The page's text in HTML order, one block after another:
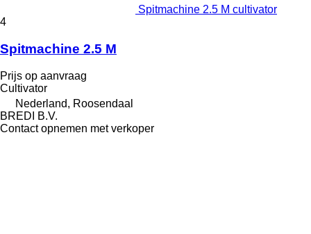
Spitmachine 2.5 M cultivator
4
Spitmachine 2.5 M
Prijs op aanvraag
Cultivator
Nederland, Roosendaal
BREDI B.V.
Contact opnemen met verkoper